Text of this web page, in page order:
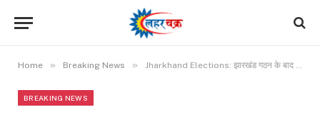
Home » Breaking News » Jharkhand Elections: झारखंड गठन के बाद पहली बार सर्वाधिक वोट पड़े, सभी 81 सीटों पर 50% से अधिक वोटिंग, जमशेदपुर में भी अधिक मतदान दर्ज हुआ, कल आएंगे नतीजे
BREAKING NEWS